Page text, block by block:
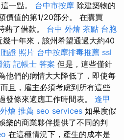
一點。 台中市按摩 除建築物的
價值的第1/20部分。 在購買
藉了借款。 台中 外燴 茶點 台胞
幾十年來，該州希望通過大約40
證 照片 台中按摩排毒推薦 ssl
筋 記帳士 答案 但是，這些僅針
他們的病情大大降低了，即使每
且，雇主必須考慮到所有這些
發條來適應工作時間表。 逢甲
燴 推薦 seo services 如果度假
樂的商業夥伴提供了不同的判
在這種情況下，產生的成本是